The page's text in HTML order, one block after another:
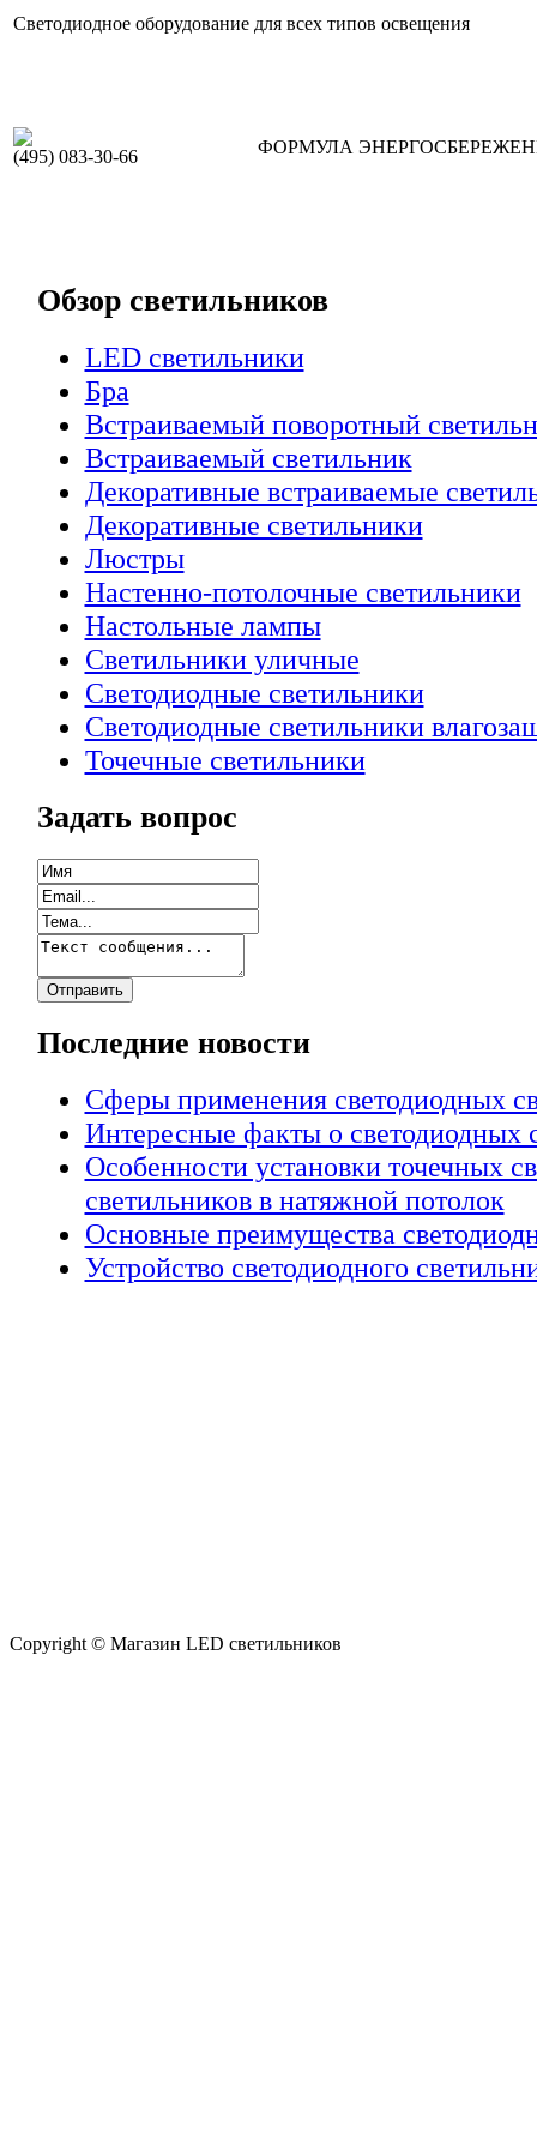
Светодиодное оборудование для всех типов освещения
(495) 083-30-66 ФОРМУЛА
Обзор светильников
LED светильники
Бра
Встраиваемый поворотный
Встраиваемый светильник
Декоративные встраиваемые
Декоративные светильники
Люстры
Настенно-потолочные светильники
Настольные лампы
Светильники уличные
Светодиодные светильники
Светодиодные светильники
Точечные светильники
Задать вопрос
Последние новости
Сферы применения светодиодных
Интересные факты о светодиодных
Особенности установки точечных
светильников в натяжной потолок
Основные преимущества
Устройство светодиодного
Copyright © Магазин LED светильников